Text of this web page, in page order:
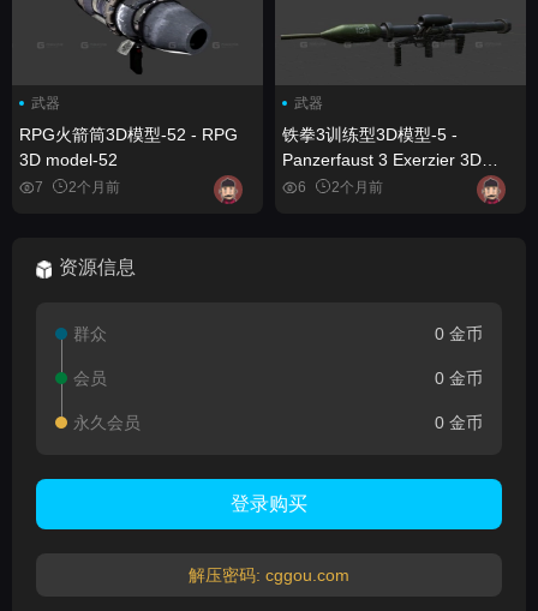
武器
RPG火箭筒3D模型-52 - RPG
3D model-52
7 2个月前
武器
铁拳3训练型3D模型-5 -
Panzerfaust 3 Exerzier 3D
model-5
6 2个月前
资源信息
群众 0 金币
会员 0 金币
永久会员 0 金币
登录购买
解压密码: cggou.com